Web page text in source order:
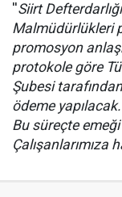
''Siirt
Malmüdürlükleri
promosyon
protokole göre
Şubesi
ödeme yapılacak.
Bu süreçte
Çalışanlarımıza